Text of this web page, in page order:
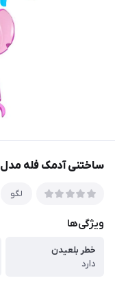
ساختنی آدمک فله مدل Lilo کد 2113
لگو
ویژگی‌ها
خطر بلعیدن
دارد